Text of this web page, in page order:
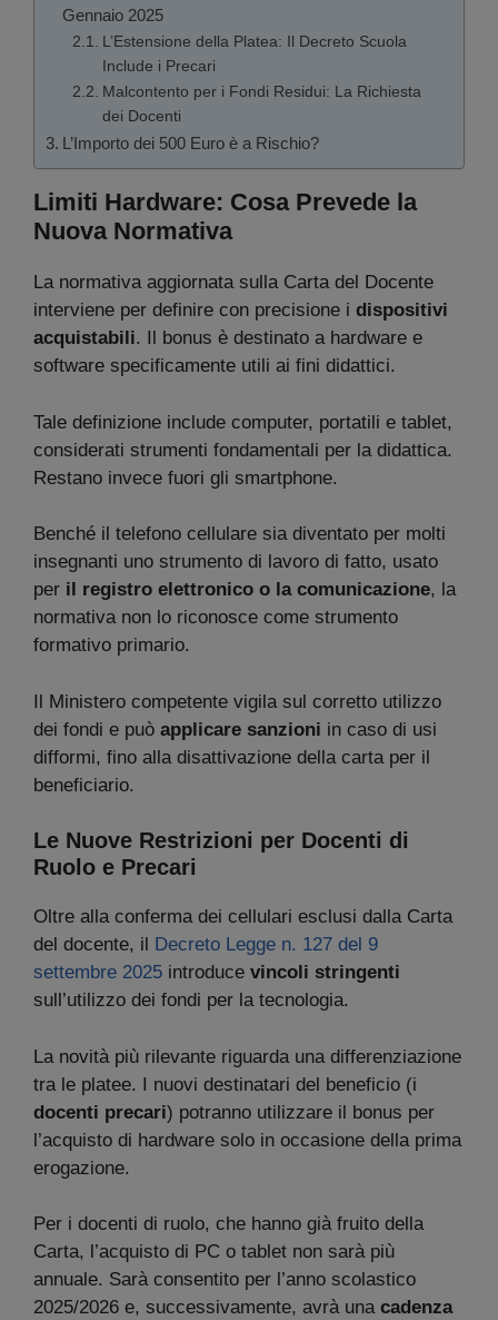
Gennaio 2025
L’Estensione della Platea: Il Decreto Scuola
Include i Precari
Malcontento per i Fondi Residui: La Richiesta
dei Docenti
L’Importo dei 500 Euro è a Rischio?
Limiti Hardware: Cosa Prevede la
Nuova Normativa
La normativa aggiornata sulla Carta del Docente
interviene per definire con precisione i dispositivi
acquistabili. Il bonus è destinato a hardware e
software specificamente utili ai fini didattici.
Tale definizione include computer, portatili e tablet,
considerati strumenti fondamentali per la didattica.
Restano invece fuori gli smartphone.
Benché il telefono cellulare sia diventato per molti
insegnanti uno strumento di lavoro di fatto, usato
per il registro elettronico o la comunicazione, la
normativa non lo riconosce come strumento
formativo primario.
Il Ministero competente vigila sul corretto utilizzo
dei fondi e può applicare sanzioni in caso di usi
difformi, fino alla disattivazione della carta per il
beneficiario.
Le Nuove Restrizioni per Docenti di
Ruolo e Precari
Oltre alla conferma dei cellulari esclusi dalla Carta
del docente, il
Decreto Legge n. 127 del 9
settembre 2025 introduce vincoli stringenti
sull’utilizzo dei fondi per la tecnologia.
La novità più rilevante riguarda una differenziazione
tra le platee. I nuovi destinatari del beneficio (i
docenti precari) potranno utilizzare il bonus per
l’acquisto di hardware solo in occasione della prima
erogazione.
Per i docenti di ruolo, che hanno già fruito della
Carta, l’acquisto di PC o tablet non sarà più
annuale. Sarà consentito per l’anno scolastico
2025/2026 e, successivamente, avrà una cadenza